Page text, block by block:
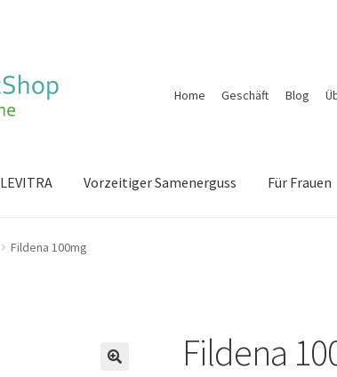
Home Geschäft Blog
LEVITRA Vorzeitiger Samenerguss Für Frauen
Fildena 100mg
Fildena